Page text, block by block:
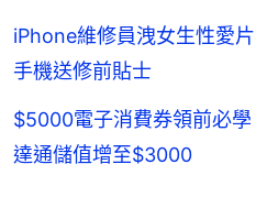
iPhone維修員洩女生性愛
手機送修前貼士
$5000電子消費券領前必
達通儲值增至$3000